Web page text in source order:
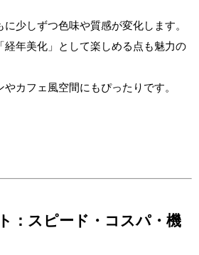
少しずつ色味や質感が変化します。
経年美化」として楽しめる点も魅力の
カフェ風空間にもぴったりです。
：スピード・コスパ・機